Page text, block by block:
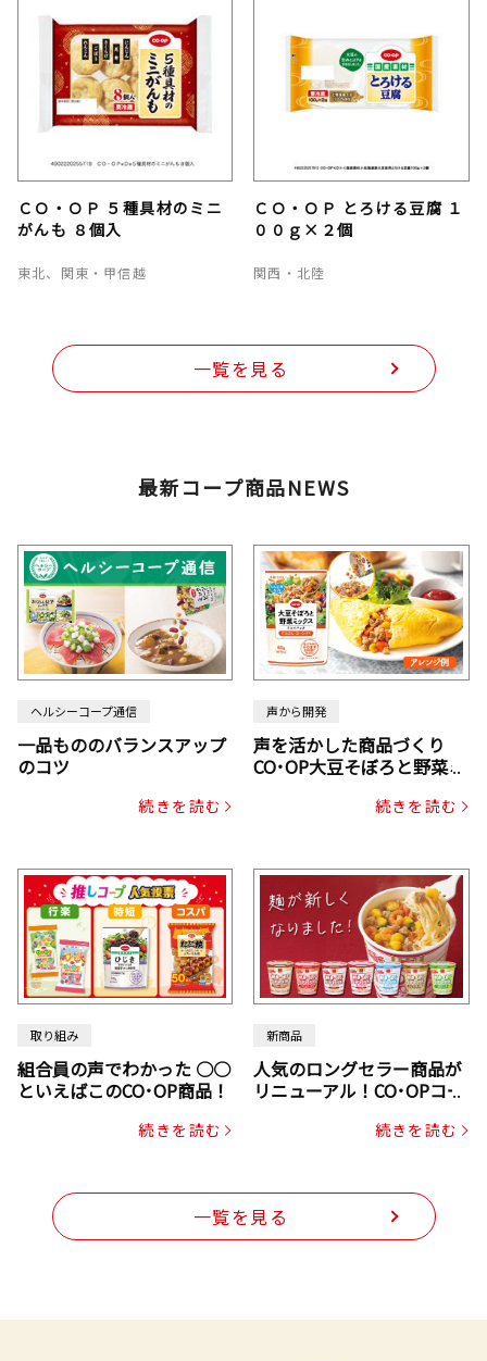
ＣＯ・ＯＰ ５種具材のミニ
がんも ８個入
東北、関東・甲信越
ＣＯ・ＯＰ とろける豆腐 １
００ｇ×２個
関西・北陸
一覧を見る
最新コープ商品NEWS
ヘルシーコープ通信
一品もののバランスアップ
のコツ
続きを読む
声から開発
声を活かした商品づくり
CO･OP大豆そぼろと野菜ミ
じん・コーン入り）続きを読む
取り組み
組合員の声でわかった ○○
といえばこのCO･OP商品！
続きを読む
新商品
人気のロングセラー商品が
リニューアル！CO･OPコー
続きを読む
一覧を見る